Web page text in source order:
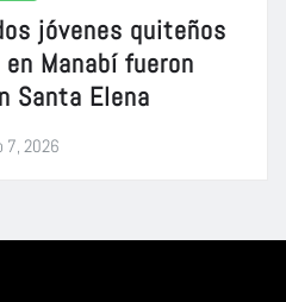
jóvenes quiteños
Manabí fueron
Santa Elena
7, 2026